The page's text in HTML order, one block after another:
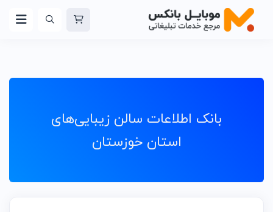
بانک اطلاعات سالن زیبایی‌های
استان خوزستان